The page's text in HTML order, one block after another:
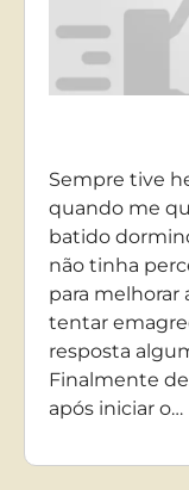
Sempre tive
quando me
batido
não tinha
para melhorar
tentar
resposta
Finalmente
após iniciar o…